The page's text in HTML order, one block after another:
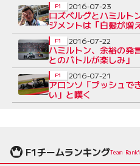
ロズベルグとハミルト
ジメントは「白髪が増
F1 2016-07-23
ハミルトン、余裕の発
とのバトルが楽しみ」
F1 2016-07-22
アロンソ「プッシュで
い」と嘆く
F1 2016-07-21
F1チームランキングTeam